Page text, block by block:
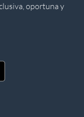
oportuna y